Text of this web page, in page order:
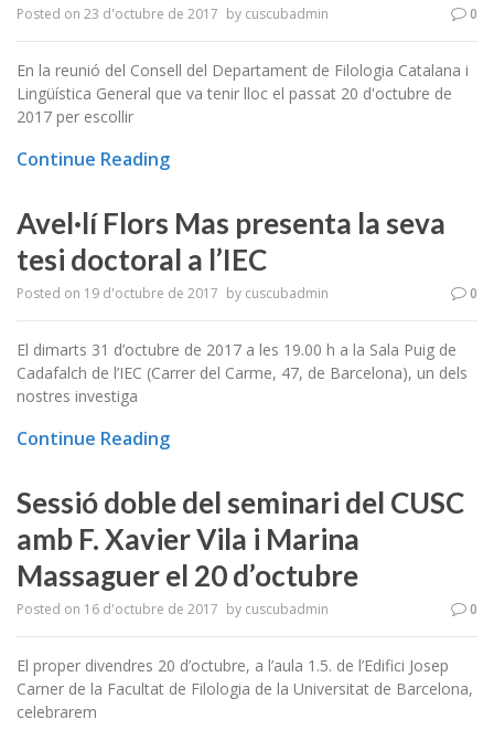
Posted on 23 d'octubre de 2017 by cuscubadmin 0
En la reunió del Consell del Departament de Filologia Catalana i
Lingüística General que va tenir lloc el passat 20 d'octubre de
2017 per escollir
Continue Reading
Avel·lí Flors Mas presenta la seva
tesi doctoral a l’IEC
Posted on 19 d'octubre de 2017 by cuscubadmin 0
El dimarts 31 d’octubre de 2017 a les 19.00 h a la Sala Puig de
Cadafalch de l’IEC (Carrer del Carme, 47, de Barcelona), un dels
nostres investiga
Continue Reading
Sessió doble del seminari del CUSC
amb F. Xavier Vila i Marina
Massaguer el 20 d’octubre
Posted on 16 d'octubre de 2017 by cuscubadmin 0
El proper divendres 20 d’octubre, a l’aula 1.5. de l’Edifici Josep
Carner de la Facultat de Filologia de la Universitat de Barcelona,
celebrarem